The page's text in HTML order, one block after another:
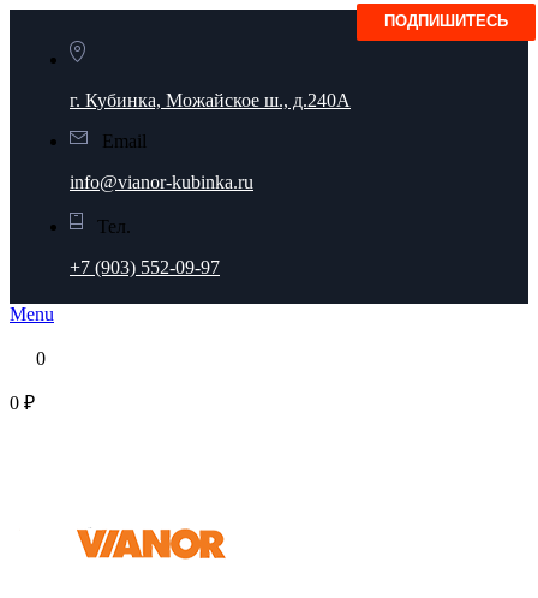
г. Кубинка, Можайское ш., д.240А
Email
info@vianor-kubinka.ru
Тел.
+7 (903) 552-09-97
Menu
0
0 ₽